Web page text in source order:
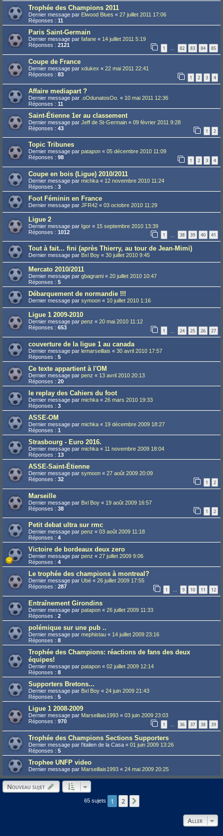
Trophée des Champions 2011
Dernier message par Elwood Blues « 27 juillet 2011 17:06
Réponses : 11
Paris Saint-Germain
Dernier message par fafane « 14 juillet 2011 5:19
Réponses : 2121 1 … 82 83 84 85
Coupe de France
Dernier message par xdukex « 22 mai 2011 22:41
Réponses : 83 1 2 3 4
Affaire mediapart ?
Dernier message par .oOdunatosOo. « 10 mai 2011 12:36
Réponses : 11
Saint-Étienne 1er au classement
Dernier message par Jeff de St-Germain « 09 février 2011 9:28
Réponses : 43 1 2
Topic Tribunes
Dernier message par patapon « 05 décembre 2010 11:09
Réponses : 98 1 2 3 4
Coupe en bois (Ligue) 2010/2011
Dernier message par michka « 12 novembre 2010 11:24
Réponses : 3
Foot Féminin en France
Dernier message par JFR42 « 03 octobre 2010 11:29
Ligue 2
Dernier message par Igor « 15 septembre 2010 13:39
Réponses : 1012 1 38 39 40 41
Tout à fait... fini (après Thierry, au tour de Jean-Mimi)
Dernier message par Bxl Boy « 30 juillet 2010 9:45
Mercato 2010/2011
Dernier message par gbagrami « 20 juillet 2010 10:47
Réponses : 5
Débarquement de normandie !!!
Dernier message par symoon « 10 juillet 2010 1:16
Ligue 1 2009-2010
Dernier message par penz « 20 mai 2010 11:12
Réponses : 653 1 24 25 26 27
couverture de la ligue 1 au canada
Dernier message par lemarseillais « 30 avril 2010 17:57
Réponses : 5
Ce texte appartient à l'OM
Dernier message par penz « 13 avril 2010 20:13
Réponses : 20
le replay des Cahiers du foot
Dernier message par michka « 26 mars 2010 19:33
Réponses : 3
ASSE-OM
Dernier message par michka « 19 décembre 2009 18:27
Réponses : 1
Strasbourg - Euro 2016.
Dernier message par michka « 11 novembre 2009 18:04
Réponses : 13
ASSE-Saint-Étienne
Dernier message par symoon « 27 août 2009 20:09
Réponses : 32 1 2
Marseille
Dernier message par Bxl Boy « 19 août 2009 16:57
Réponses : 38 1 2
Petit debat ultra sur rmc
Dernier message par penz « 03 août 2009 11:18
Réponses : 4
Victoire de bordeaux deux zero
Dernier message par penz « 27 juillet 2009 9:06
Réponses : 4
Le trophée des champions à montreal?
Dernier message par Ubé « 26 juillet 2009 17:55
Réponses : 287 1 … 9 10 11 12
Entraînement Girondins
Dernier message par patapon « 26 juillet 2009 11:33
Réponses : 2
polémique sur une pub ..
Dernier message par mephistau « 14 juillet 2009 23:16
Réponses : 8
Trophée des Champions: réactions de fans des deux
équipes!
Dernier message par patapon « 02 juillet 2009 12:14
Réponses : 8
Supporters Bretons...
Dernier message par Bxl Boy « 24 juin 2009 21:43
Réponses : 5
Ligue 1 2008-2009
Dernier message par Marseillais1993 « 03 juin 2009 23:03
Réponses : 970 1 … 36 37 38 39
Trophée des Champions Sections Supporters
Dernier message par l'italien de la Casa « 01 juin 2009 13:26
Réponses : 5
Trophee UNFP video
Dernier message par Marseillais1993 « 24 mai 2009 20:25
Nouveau sujet
65 sujets 1 2
Aller